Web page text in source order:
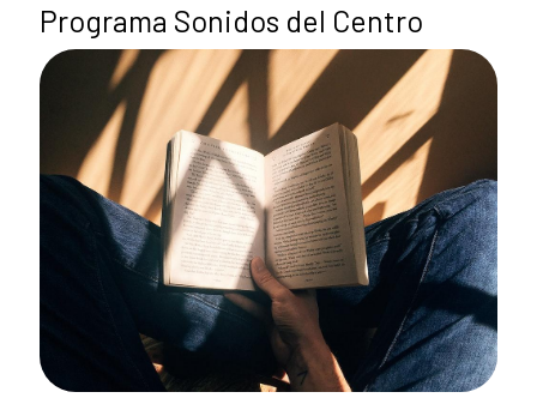
Programa Sonidos del Centro